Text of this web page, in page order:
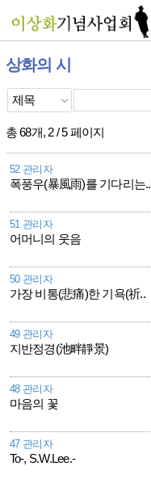
상화의 시
총 68개, 2 / 5 페이지
52 관리자
폭풍우(暴風雨)를 기다리는..
51 관리자
어머니의 웃음
50 관리자
가장 비통(悲痛)한 기욕(祈..
49 관리자
지반정경(池畔靜景)
48 관리자
마음의 꽃
47 관리자
To-, S.W.Lee.-